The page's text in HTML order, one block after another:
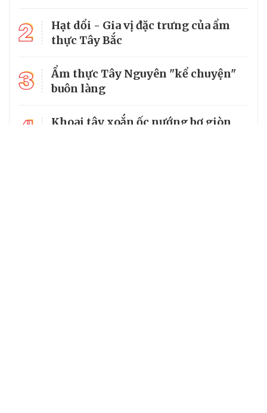
2
Hạt dổi - Gia vị đặc trưng của ẩm
thực Tây Bắc
3
Ẩm thực Tây Nguyên "kể chuyện"
buôn làng
4
Khoai tây xoắn ốc nướng bơ giòn